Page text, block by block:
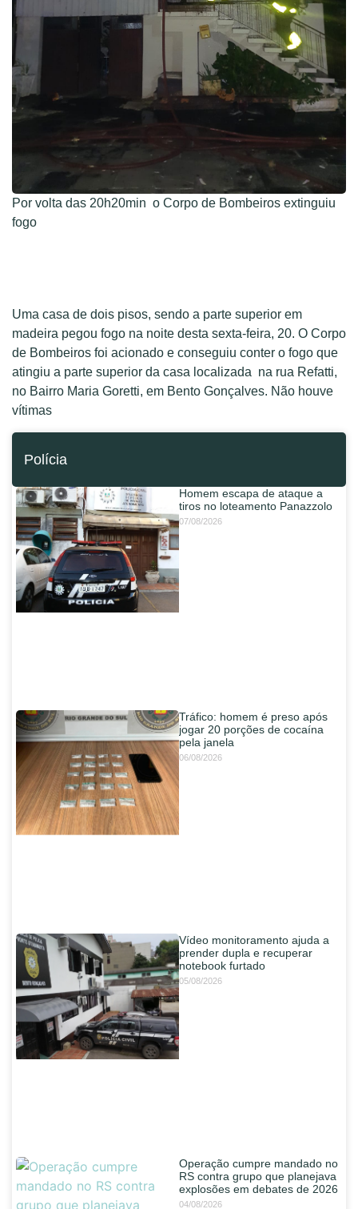
Por volta das 20h20min o Corpo de Bombeiros extinguiu
fogo
Uma casa de dois pisos, sendo a parte superior em
madeira pegou fogo na noite desta sexta-feira, 20. O Corpo
de Bombeiros foi acionado e conseguiu conter o fogo que
atingiu a parte superior da casa localizada na rua Refatti,
no Bairro Maria Goretti, em Bento Gonçalves. Não houve
vítimas
Polícia
Homem escapa de ataque a
tiros no loteamento Panazzolo
07/08/2026
Tráfico: homem é preso após
jogar 20 porções de cocaína
pela janela
06/08/2026
Vídeo monitoramento ajuda a
prender dupla e recuperar
notebook furtado
05/08/2026
Operação cumpre mandado no
RS contra grupo que planejava
explosões em debates de 2026
04/08/2026